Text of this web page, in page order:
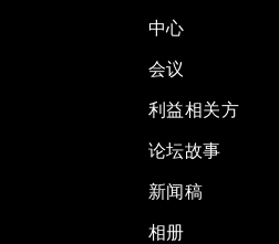
中心
会议
利益相关方
论坛故事
新闻稿
相册